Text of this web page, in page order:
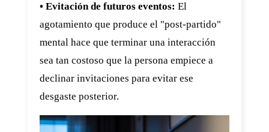
• Evitación de futuros eventos: El
agotamiento que produce el "post-partido"
mental hace que terminar una interacción
sea tan costoso que la persona empiece a
declinar invitaciones para evitar ese
desgaste posterior.